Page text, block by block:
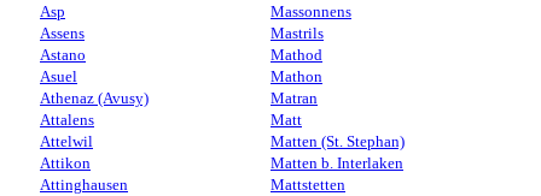
Asp
Assens
Astano
Asuel
Athenaz (Avusy)
Attalens
Attelwil
Attikon
Attinghausen
Massonnens
Mastrils
Mathod
Mathon
Matran
Matt
Matten (St. Stephan)
Matten b. Interlaken
Mattstetten